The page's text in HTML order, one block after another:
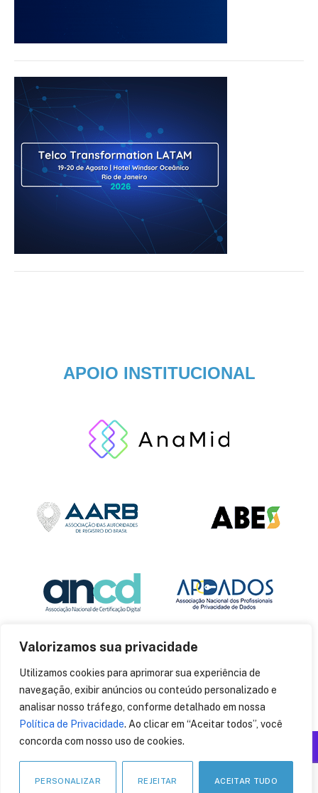
Valorizamos sua privacidade
Utilizamos cookies para aprimorar sua experiência de
navegação, exibir anúncios ou conteúdo personalizado e
analisar nosso tráfego, conforme detalhado em nossa
Política de Privacidade. Ao clicar em “Aceitar todos”, você
concorda com nosso uso de cookies.
PERSONALIZAR REJEITAR ACEITAR TUDO
APOIO INSTITUCIONAL
© 2014CryptoID. Todos os direitos reservados.